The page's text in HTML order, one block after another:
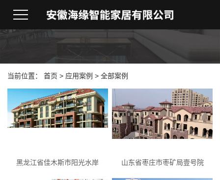
当前位置： 首页 > 应用案例 > 全部案例
黑龙江省佳木斯市阳光水岸 山东省枣庄市枣矿局壹号院